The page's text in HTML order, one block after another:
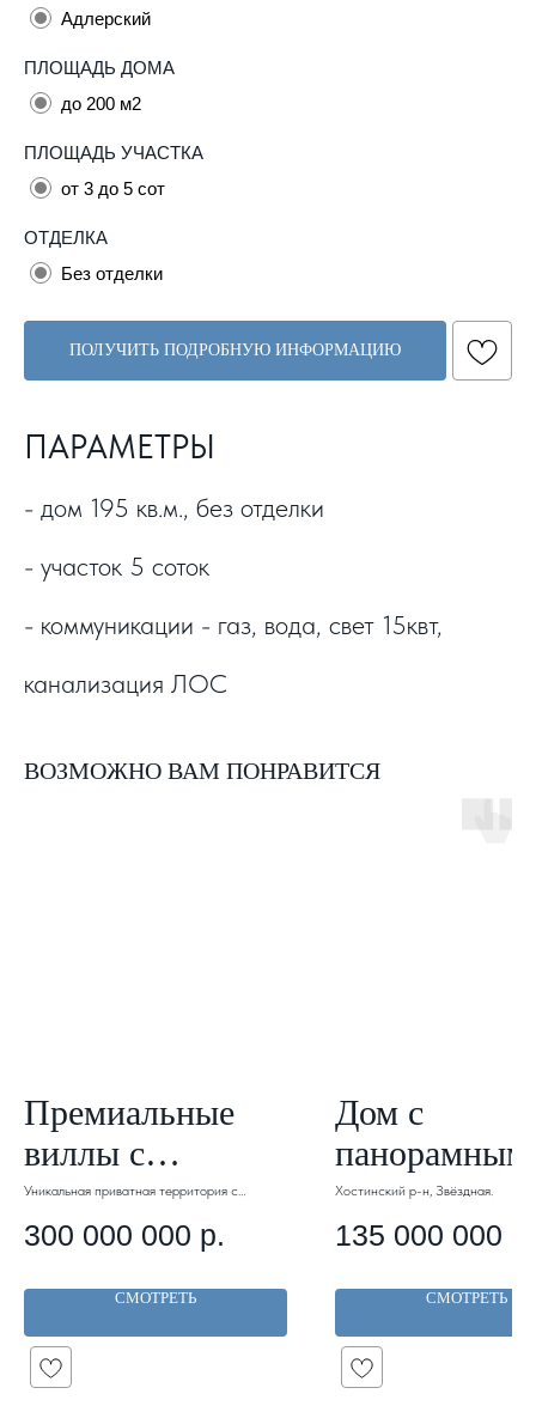
Адлерский
ПЛОЩАДЬ ДОМА
до 200 м2
ПЛОЩАДЬ УЧАСТКА
от 3 до 5 сот
ОТДЕЛКА
Без отделки
ПОЛУЧИТЬ ПОДРОБНУЮ ИНФОРМАЦИЮ
ПАРАМЕТРЫ
- дом 195 кв.м., без отделки
- участок 5 соток
- коммуникации - газ, вода, свет 15квт,
канализация ЛОС
ВОЗМОЖНО ВАМ ПОНРАВИТСЯ
Премиальные
виллы с
отделкой. Арт
032.
Уникальная приватная территория с
300 000 000 р.
СМОТРЕТЬ
Дом с
панорамным
видом на
Арт 095.
Хостинский р-н, Звёздная.
135 000 000
СМОТРЕТЬ